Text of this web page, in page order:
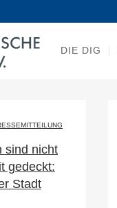
DIE DIG
sind nicht
gedeckt:
Stadt